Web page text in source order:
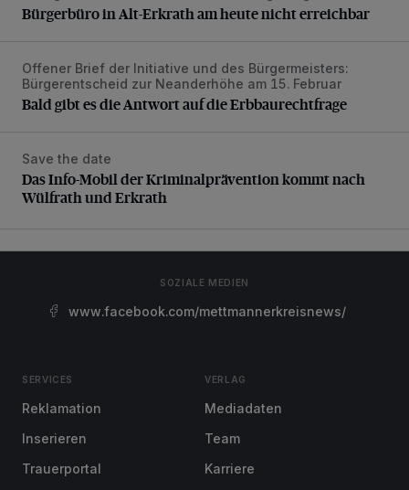
Bürgerbüro in Alt-Erkrath am heute nicht erreichbar
Bald gibt es die Antwort auf die Erbbaurechtfrage
Offener Brief der Initiative und des Bürgermeisters:
Bürgerentscheid zur Neanderhöhe am 15. Februar
Bald gibt es die Antwort auf die Erbbaurechtfrage
Das Info-Mobil der Kriminalprävention kommt nach
Save the date
Das Info-Mobil der Kriminalprävention kommt nach
Wülfrath und Erkrath
SOZIALE MEDIEN
www.facebook.com/mettmannerkreisnews/
SERVICES
Reklamation
Inserieren
Trauerportal
VERLAG
Mediadaten
Team
Karriere